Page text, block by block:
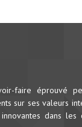
faire éprouvé
sur ses valeurs
dans